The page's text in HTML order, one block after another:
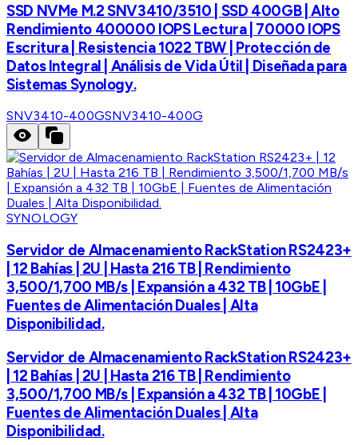
SSD NVMe M.2 SNV3410/3510 | SSD 400GB | Alto
Rendimiento 400000 IOPS Lectura | 70000 IOPS
Escritura | Resistencia 1022 TBW | Protección de
Datos Integral | Análisis de Vida Útil | Diseñada para
Sistemas Synology.
SNV3410-400GSNV3410-400G
SYNOLOGY
Servidor de Almacenamiento RackStation RS2423+
| 12 Bahías | 2U | Hasta 216 TB | Rendimiento
3,500/1,700 MB/s | Expansión a 432 TB | 10GbE |
Fuentes de Alimentación Duales | Alta
Disponibilidad.
Servidor de Almacenamiento RackStation RS2423+
| 12 Bahías | 2U | Hasta 216 TB | Rendimiento
3,500/1,700 MB/s | Expansión a 432 TB | 10GbE |
Fuentes de Alimentación Duales | Alta
Disponibilidad.